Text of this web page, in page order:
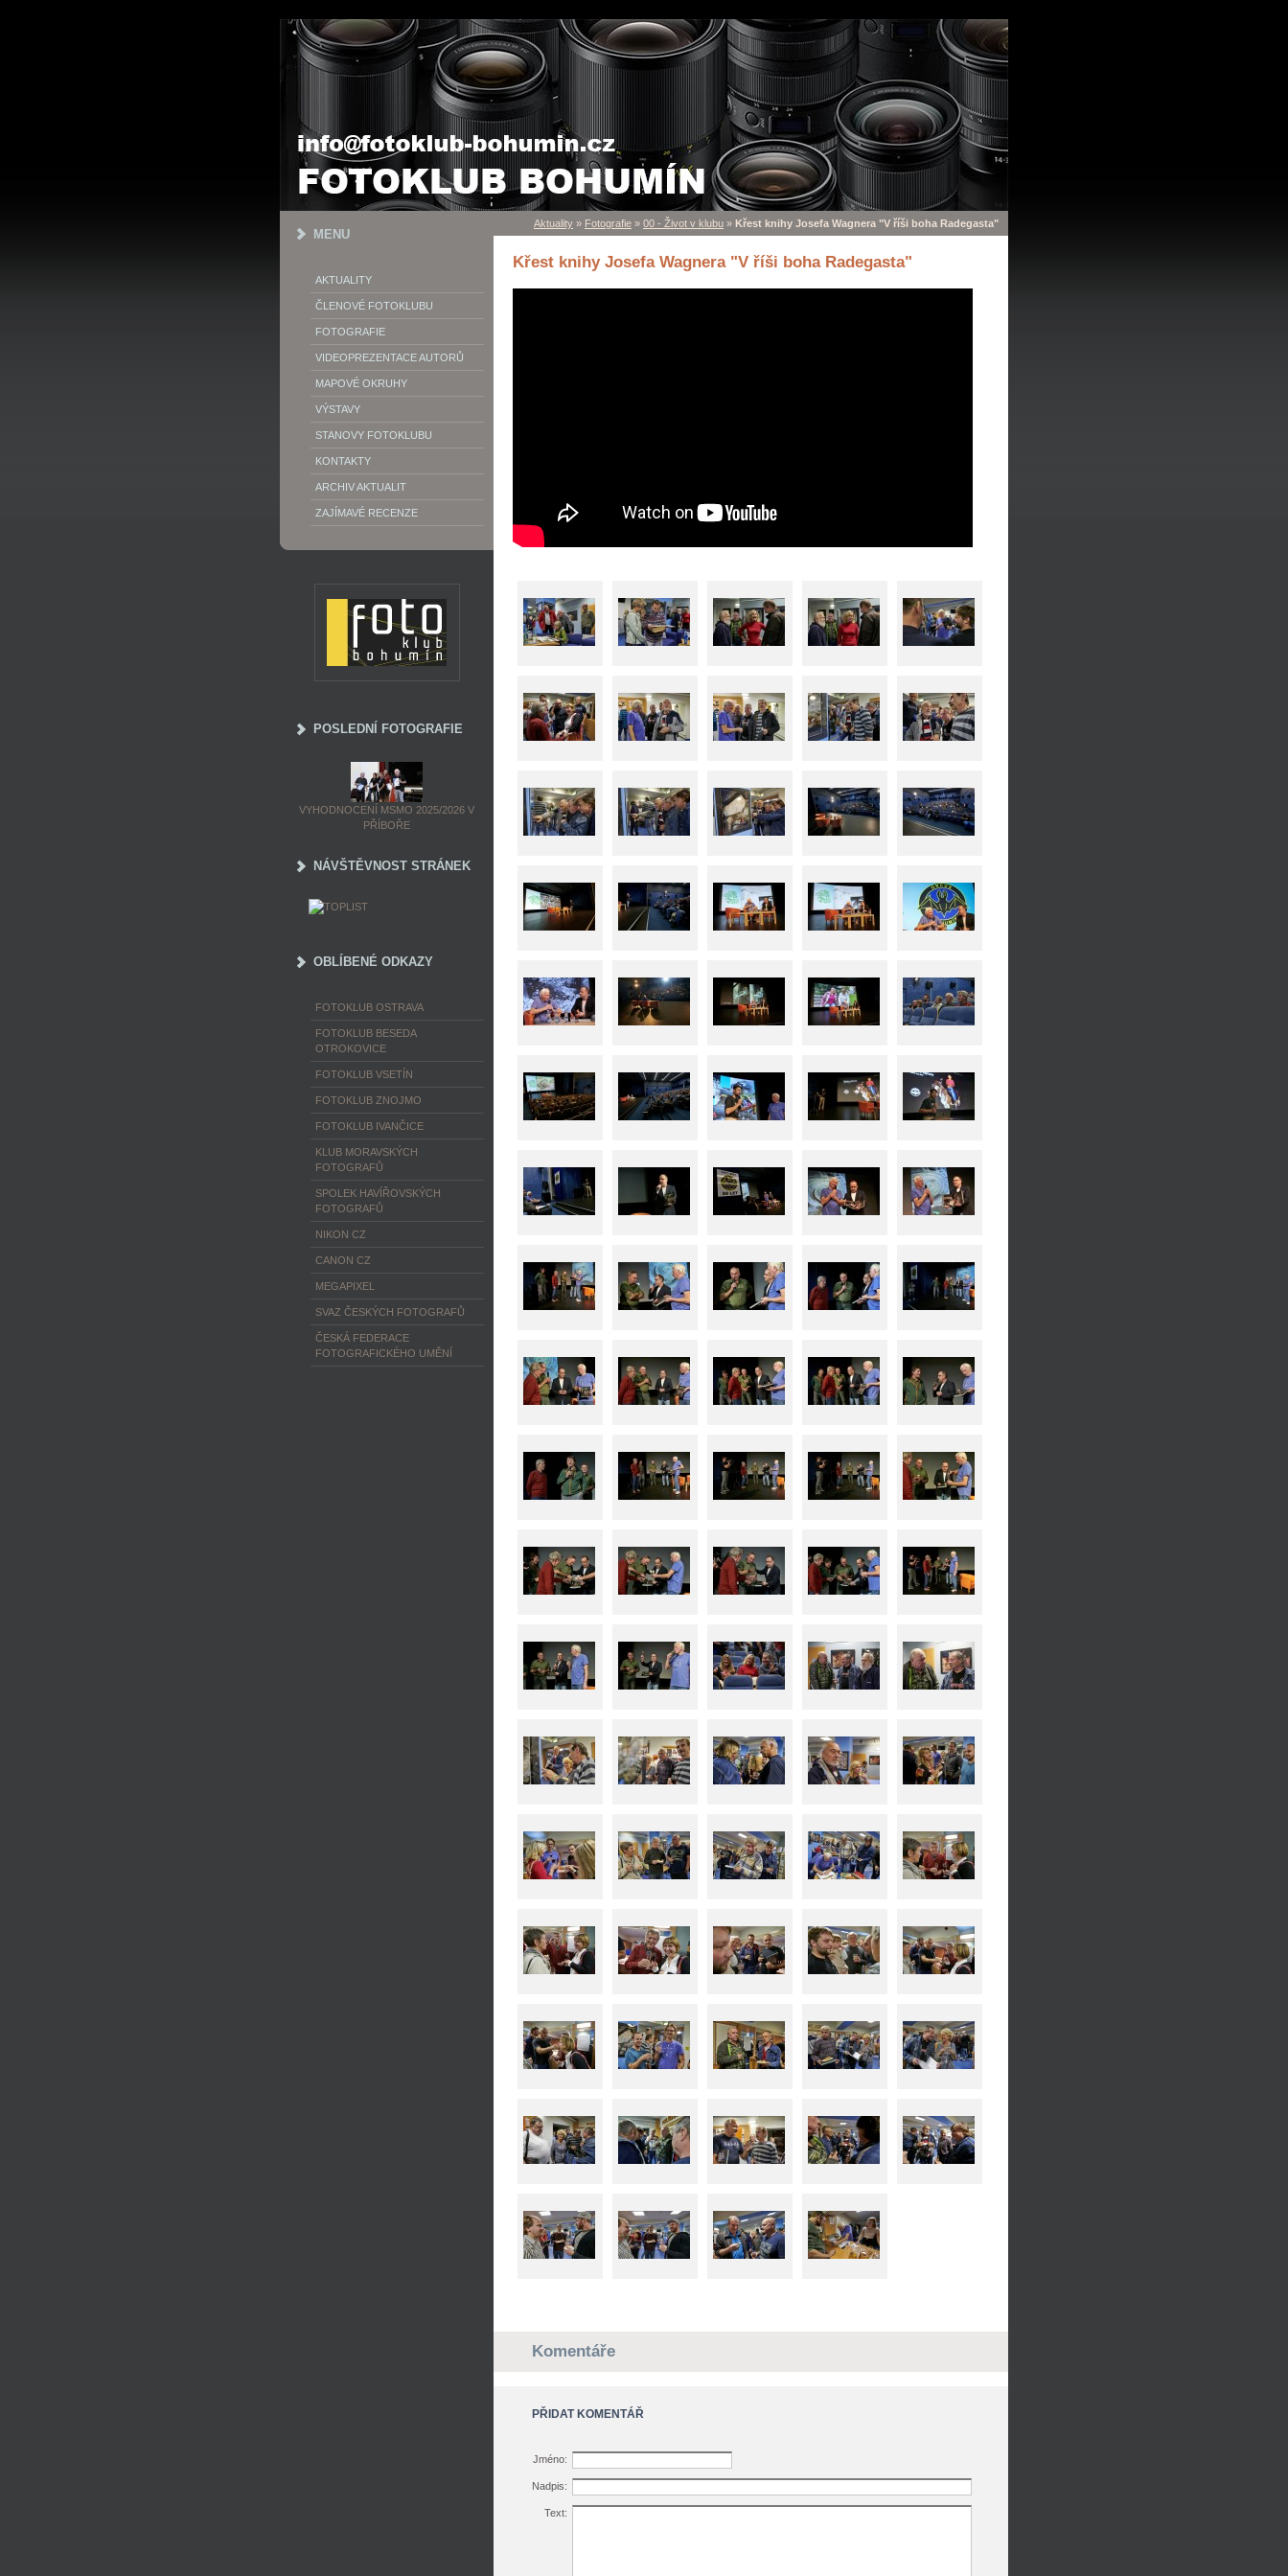
MENU
AKTUALITY
ČLENOVÉ FOTOKLUBU
FOTOGRAFIE
VIDEOPREZENTACE AUTORŮ
MAPOVÉ OKRUHY
VÝSTAVY
STANOVY FOTOKLUBU
KONTAKTY
ARCHIV AKTUALIT
ZAJÍMAVÉ RECENZE
POSLEDNÍ FOTOGRAFIE
VYHODNOCENÍ MSMO 2025/2026 V
PŘÍBOŘE
NÁVŠTĚVNOST STRÁNEK
OBLÍBENÉ ODKAZY
FOTOKLUB OSTRAVA
FOTOKLUB BESEDA
OTROKOVICE
FOTOKLUB VSETÍN
FOTOKLUB ZNOJMO
FOTOKLUB IVANČICE
KLUB MORAVSKÝCH
FOTOGRAFŮ
SPOLEK HAVÍŘOVSKÝCH
FOTOGRAFŮ
NIKON CZ
CANON CZ
MEGAPIXEL
SVAZ ČESKÝCH FOTOGRAFŮ
ČESKÁ FEDERACE
FOTOGRAFICKÉHO UMĚNÍ
Aktuality » Fotografie » 00 - Život v klubu » Křest knihy Josefa Wagnera "V říši boha Radegasta"
Křest knihy Josefa Wagnera "V říši boha Radegasta"
Komentáře
PŘIDAT KOMENTÁŘ
Jméno:
Nadpis:
Text: